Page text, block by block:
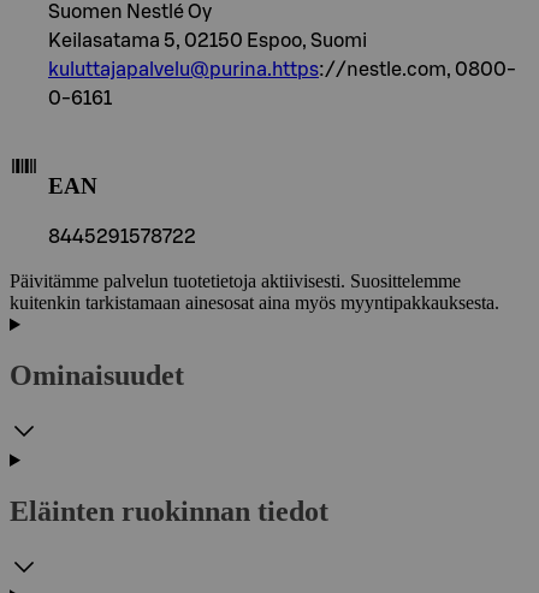
Suomen Nestlé Oy
Keilasatama 5, 02150 Espoo, Suomi
kuluttajapalvelu@purina.https://nestle.com, 0800-
0-6161
EAN
8445291578722
Päivitämme palvelun tuotetietoja aktiivisesti. Suosittelemme
kuitenkin tarkistamaan ainesosat aina myös myyntipakkauksesta.
Ominaisuudet
Eläinten ruokinnan tiedot